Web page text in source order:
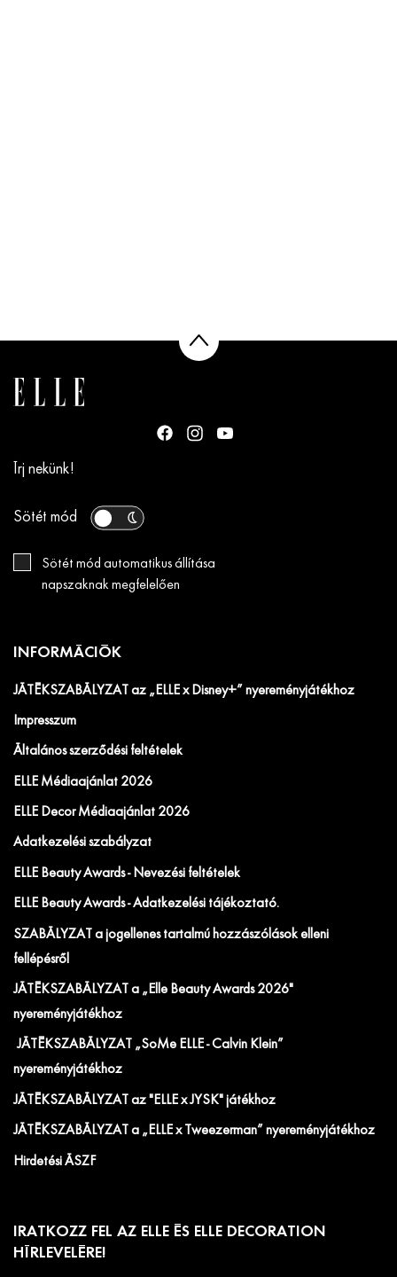
Írj nekünk!
Sötét mód
Sötét mód automatikus állítása
napszaknak megfelelően
INFORMÁCIÓK
JÁTÉKSZABÁLYZAT az „ELLE x Disney+” nyereményjátékhoz
Impresszum
Általános szerződési feltételek
ELLE Médiaajánlat 2026
ELLE Decor Médiaajánlat 2026
Adatkezelési szabályzat
ELLE Beauty Awards - Nevezési feltételek
ELLE Beauty Awards - Adatkezelési tájékoztató.
SZABÁLYZAT a jogellenes tartalmú hozzászólások elleni
fellépésről
JÁTÉKSZABÁLYZAT a „Elle Beauty Awards 2026"
nyereményjátékhoz
JÁTÉKSZABÁLYZAT „SoMe ELLE - Calvin Klein”
nyereményjátékhoz
JÁTÉKSZABÁLYZAT az "ELLE x JYSK" játékhoz
JÁTÉKSZABÁLYZAT a „ELLE x Tweezerman” nyereményjátékhoz
Hirdetési ÁSZF
IRATKOZZ FEL AZ ELLE ÉS ELLE DECORATION
HÍRLEVELÉRE!